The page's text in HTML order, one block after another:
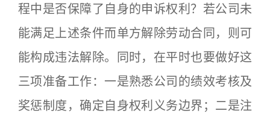
程中是否保障了自身的申诉权利？若公司未
能满足上述条件而单方解除劳动合同，则可
能构成违法解除。同时，在平时也要做好这
三项准备工作：一是熟悉公司的绩效考核及
奖惩制度，确定自身权利义务边界；二是注